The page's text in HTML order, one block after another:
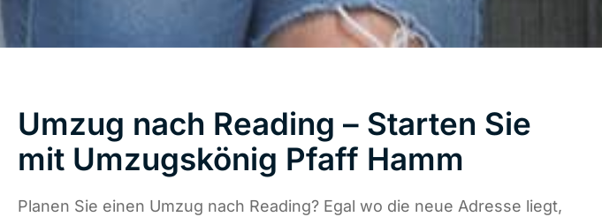
Umzug nach Reading – Starten Sie
mit Umzugskönig Pfaff Hamm
Planen Sie einen Umzug nach Reading? Egal wo die neue Adresse liegt,